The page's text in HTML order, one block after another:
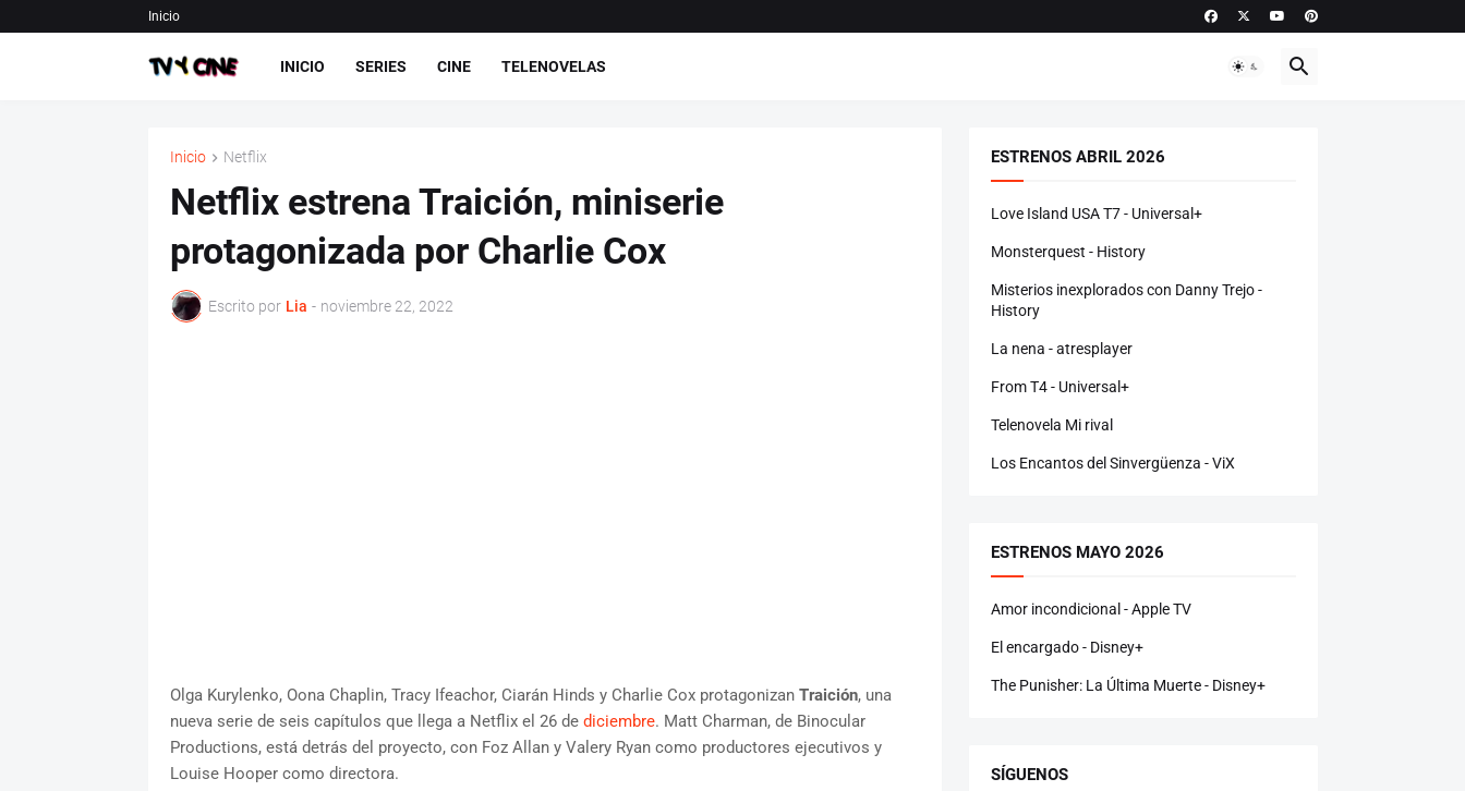
Inicio
INICIO SERIES CINE TELENOVELAS
Inicio Netflix
Netflix estrena Traición, miniserie
protagonizada por Charlie Cox
Escrito por Lia - noviembre 22, 2022
Olga Kurylenko, Oona Chaplin, Tracy Ifeachor, Ciarán Hinds y Charlie Cox protagonizan Traición, una
nueva serie de seis capítulos que llega a Netflix el 26 de diciembre. Matt Charman, de Binocular
Productions, está detrás del proyecto, con Foz Allan y Valery Ryan como productores ejecutivos y
Louise Hooper como directora.
ESTRENOS ABRIL 2026
Love Island USA T7 - Universal+
Monsterquest - History
Misterios inexplorados con Danny Trejo -
History
La nena - atresplayer
From T4 - Universal+
Telenovela Mi rival
Los Encantos del Sinvergüenza - ViX
ESTRENOS MAYO 2026
Amor incondicional - Apple TV
El encargado - Disney+
The Punisher: La Última Muerte - Disney+
SÍGUENOS